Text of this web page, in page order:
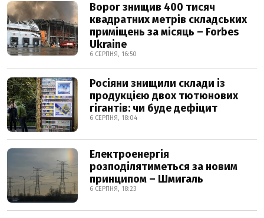
Ворог знищив 400 тисяч
квадратних метрів складських
приміщень за місяць – Forbes
Ukraine
6 СЕРПНЯ, 16:50
Росіяни знищили склади із
продукцією двох тютюнових
гігантів: чи буде дефіцит
6 СЕРПНЯ, 18:04
Електроенергія
розподілятиметься за новим
принципом – Шмигаль
6 СЕРПНЯ, 18:23